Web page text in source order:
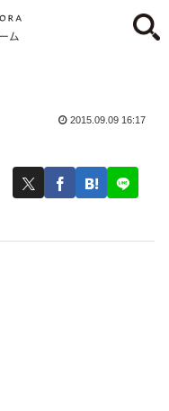
2015.09.09 16:17